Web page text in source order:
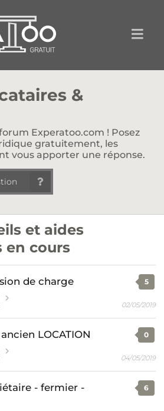
&
Experatoo.com ! Posez
gratuitement, les
vous apporter une réponse.
et aides
en cours
de charge 5
02/05/2019
LOCATION 0
04/05/2019
- fermier -
6